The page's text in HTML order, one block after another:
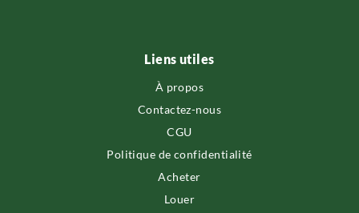
Liens utiles
À propos
Contactez-nous
CGU
Politique de confidentialité
Acheter
Louer